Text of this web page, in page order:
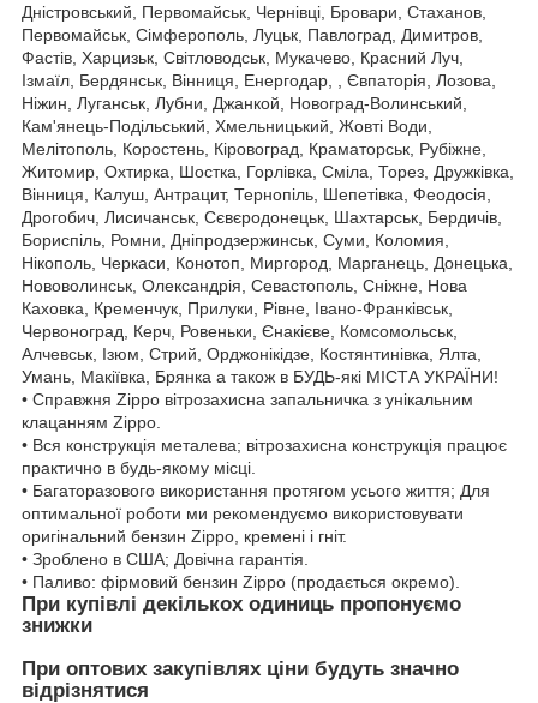
Дністровський, Первомайськ, Чернівці, Бровари, Стаханов,
Первомайськ, Сімферополь, Луцьк, Павлоград, Димитров,
Фастів, Харцизьк, Світловодськ, Мукачево, Красний Луч,
Ізмаїл, Бердянськ, Вінниця, Енергодар, , Євпаторія, Лозова,
Ніжин, Луганськ, Лубни, Джанкой, Новоград-Волинський,
Кам'янець-Подільський, Хмельницький, Жовті Води,
Мелітополь, Коростень, Кіровоград, Краматорськ, Рубіжне,
Житомир, Охтирка, Шостка, Горлівка, Сміла, Торез, Дружківка,
Вінниця, Калуш, Антрацит, Тернопіль, Шепетівка, Феодосія,
Дрогобич, Лисичанськ, Сєвєродонецьк, Шахтарськ, Бердичів,
Бориспіль, Ромни, Дніпродзержинськ, Суми, Коломия,
Нікополь, Черкаси, Конотоп, Миргород, Марганець, Донецька,
Нововолинськ, Олександрія, Севастополь, Сніжне, Нова
Каховка, Кременчук, Прилуки, Рівне, Івано-Франківськ,
Червоноград, Керч, Ровеньки, Єнакієве, Комсомольськ,
Алчевськ, Ізюм, Стрий, Орджонікідзе, Костянтинівка, Ялта,
Умань, Макіївка, Брянка а також в БУДЬ-які МІСТА УКРАЇНИ!
• Справжня Zippo вітрозахисна запальничка з унікальним
клацанням Zippo.
• Вся конструкція металева; вітрозахисна конструкція працює
практично в будь-якому місці.
• Багаторазового використання протягом усього життя; Для
оптимальної роботи ми рекомендуємо використовувати
оригінальний бензин Zippo, кремені і гніт.
• Зроблено в США; Довічна гарантія.
• Паливо: фірмовий бензин Zippo (продається окремо).
При купівлі декількох одиниць пропонуємо
знижки
При оптових закупівлях ціни будуть значно
відрізнятися